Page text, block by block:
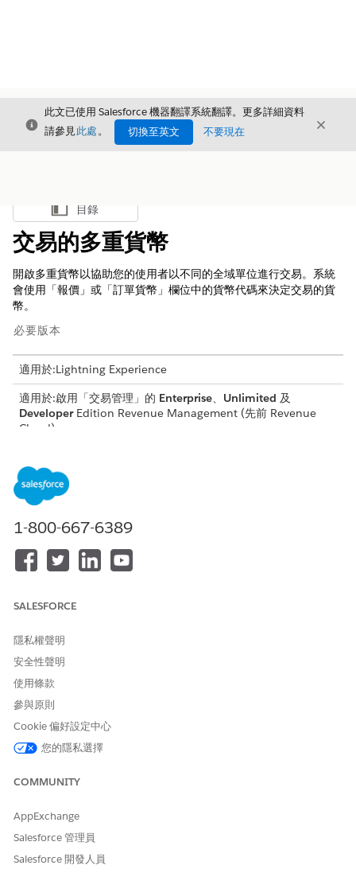
結束
此文已使用 Salesforce 機器翻譯系統翻譯。更多詳細資料
請參見此處。 切換至英文 不要現在 結束
顯示目錄
目錄
交易的多重貨幣
開啟多重貨幣以協助您的使用者以不同的全域單位進行交易。系統
會使用「報價」或「訂單貨幣」欄位中的貨幣代碼來決定交易的貨
幣。
必要版本
適用於:Lightning Experience
適用於:啟用「交易管理」的 Enterprise、 Unlimited 及
DeveloperEdition Revenue Management (先前 Revenue
Cloud)
若要編輯定價程序:
啟用多重貨幣
啟用和停用貨幣
建立新貨幣的價目手冊,並新增您的產品。建立貨幣的價目手
請參閱在價目手冊中
在「定價設定」元素中,將 CurrencyIsoCode 輸入變數對應至
PricingCurrencyCode
請參閱定價程序中的對應內容標籤。
啟用程序。
備註 只有
1-800-667-6389
SALESFORCE
隱私權聲明
安全性聲明
使用條款
參與原則
Cookie 偏好設定中心
您的隱私選擇
COMMUNITY
AppExchange
Salesforce 管理員
Salesforce 開發人員